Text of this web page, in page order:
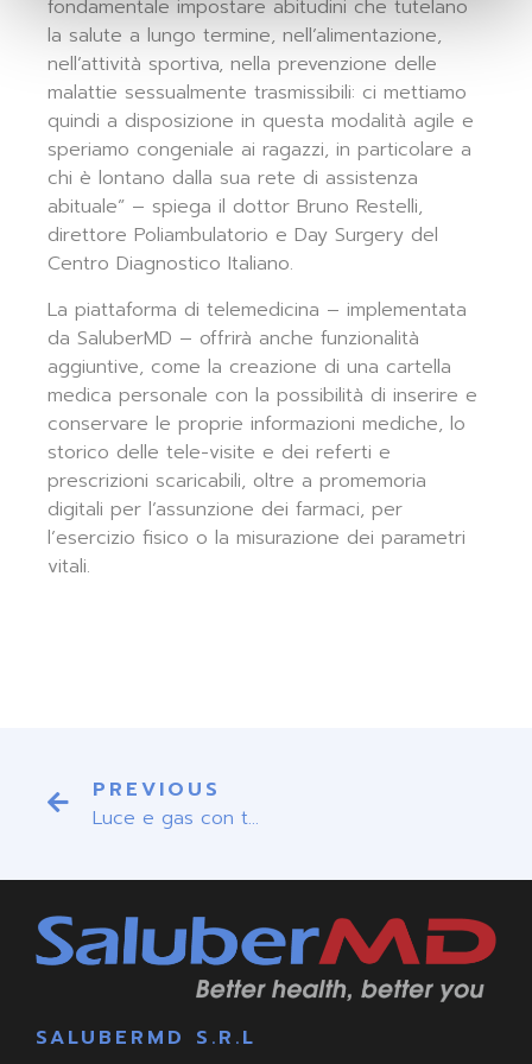
fondamentale impostare abitudini che tutelano
la salute a lungo termine, nell’alimentazione,
nell’attività sportiva, nella prevenzione delle
malattie sessualmente trasmissibili: ci mettiamo
quindi a disposizione in questa modalità agile e
speriamo congeniale ai ragazzi, in particolare a
chi è lontano dalla sua rete di assistenza
abituale” – spiega il dottor Bruno Restelli,
direttore Poliambulatorio e Day Surgery del
Centro Diagnostico Italiano.
La piattaforma di telemedicina – implementata
da SaluberMD – offrirà anche funzionalità
aggiuntive, come la creazione di una cartella
medica personale con la possibilità di inserire e
conservare le proprie informazioni mediche, lo
storico delle tele-visite e dei referti e
prescrizioni scaricabili, oltre a promemoria
digitali per l’assunzione dei farmaci, per
l’esercizio fisico o la misurazione dei parametri
vitali.
PREVIOUS
Luce e gas con telemedicina
SALUBERMD S.R.L